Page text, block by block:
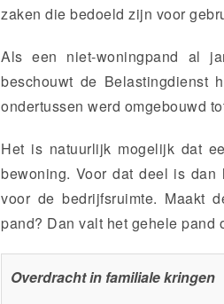
zaken die bedoeld zijn voor
Als een niet-woningpand al
beschouwt de Belastingdienst
ondertussen werd omgebouwd
Het is natuurlijk mogelijk dat
bewoning. Voor dat deel is
voor de bedrijfsruimte. Maakt
pand? Dan valt het gehele pand
Overdracht in familiale kringen